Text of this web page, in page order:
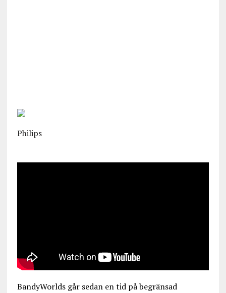
Philips
BandyWorlds går sedan en tid på begränsad